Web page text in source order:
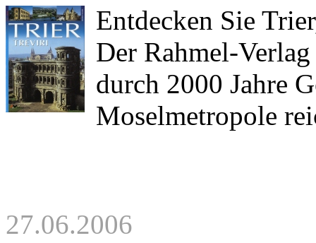
Entdecken Sie
Der Rahmel-
durch 2000 Jahre
Moselmetropole
27.06.2006